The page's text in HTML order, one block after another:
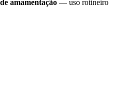
amamentação — uso rotineiro